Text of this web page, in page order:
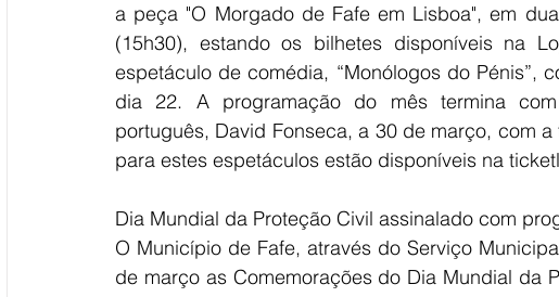
a peça "O Morgado de Fafe em Lisboa", em
(15h30), estando os bilhetes disponíveis na
espetáculo de comédia, “Monólogos do Pénis”,
dia 22. A programação do mês termina
português, David Fonseca, a 30 de março, com
para estes espetáculos estão disponíveis na
Dia Mundial da Proteção Civil assinalado com
O Município de Fafe, através do Serviço
de março as Comemorações do Dia Mundial da